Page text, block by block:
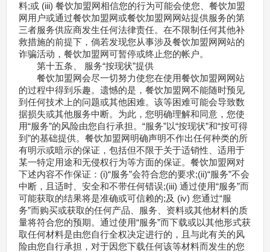
料;或 (iii) 餐饮加盟网相信您的行为可能会使您、餐饮加盟
网用户或通过餐饮加盟网或餐饮加盟网网站提供服务的第
三者服务供应商发生任何法律责任。在不限制任何其他补
救措施的前提下，倘若发现您从事涉及餐饮加盟网网站的
诈骗活动，餐饮加盟网可暂停或终止您的帐户。
第十五条、 服务“按现状”提供
餐饮加盟网会尽一切努力使您在使用餐饮加盟网网站
的过程中得到乐趣。遗憾的是，餐饮加盟网不能随时预见
到任何技术上的问题或其他困难。该等困难可能会导致数
据损失或其他服务中断。为此，您明确理解和同意，您使
用“服务”的风险由您自行承担。“服务”以“按现状”和“按可得
到”的基础提供。餐饮加盟网明确声明不作出任何种类的所
有明示或暗示的保证，包括但不限于关于适销性、适用于
某一特定用途和无侵权行为等方面的保证。餐饮加盟网对
下述内容不作保证：(i)“服务”会符合您的要求;(ii)“服务”不会
中断，且适时、安全和不带任何错误;(iii) 通过使用“服务”而
可能获取的结果将是准确或可信赖的;及 (iv) 您通过“服
务”而购买或获取的任何产品、服务、资料或其他材料的质
量将符合您的预期。通过使用“服务”而下载或以其他形式获
取任何材料是由您自行全权决定进行的，且与此有关的风
险由您自行承担，对于因您下载任何该等材料而发生的您